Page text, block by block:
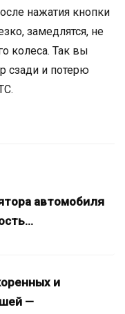
нажатия кнопки
замедлятся, не
колеса. Так вы
сзади и потерю
автомобиля
и
—